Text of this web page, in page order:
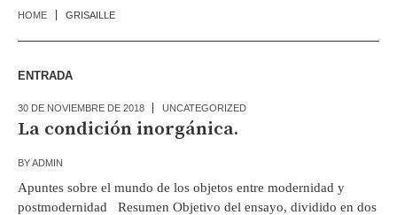
HOME GRISAILLE
ENTRADA
30 DE NOVIEMBRE DE 2018 UNCATEGORIZED
La condición inorgánica.
BYADMIN
Apuntes sobre el mundo de los objetos entre modernidad y
postmodernidad Resumen Objetivo del ensayo, dividido en dos